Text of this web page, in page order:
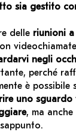
sia gestito
delle riunioni
negli
perché
è
uno sguardo
, ma